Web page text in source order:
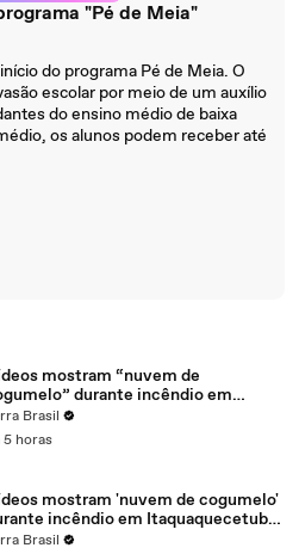
"Pé de Meia"
do programa Pé de Meia. O
escolar por meio de um auxílio
do ensino médio de baixa
os alunos podem receber até
mostram “nuvem de
durante incêndio em
(SP) #shorts
Brasil
5 horas
mostram 'nuvem de cogumelo'
incêndio em Itaquaquecetuba
Brasil